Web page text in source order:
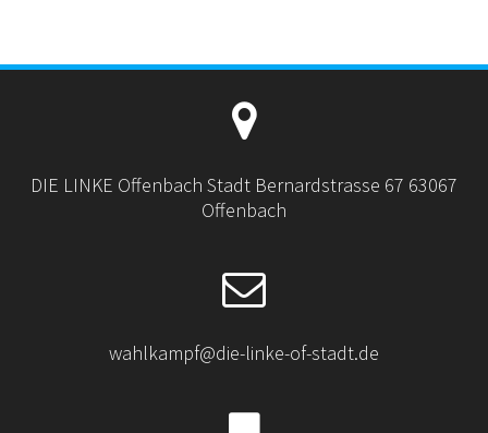
DIE LINKE Offenbach Stadt Bernardstrasse 67 63067
Offenbach
wahlkampf@die-linke-of-stadt.de